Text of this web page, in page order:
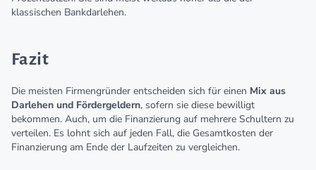
klassischen Bankdarlehen.
Fazit
Die meisten Firmengründer entscheiden sich für einen Mix aus
Darlehen und Fördergeldern, sofern sie diese bewilligt
bekommen. Auch, um die Finanzierung auf mehrere Schultern zu
verteilen. Es lohnt sich auf jeden Fall, die Gesamtkosten der
Finanzierung am Ende der Laufzeiten zu vergleichen.